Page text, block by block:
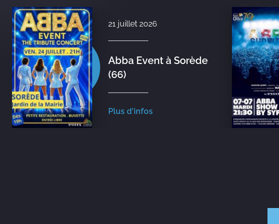
21 juillet 2026
Abba Event à Sorède
(66)
Plus d'infos